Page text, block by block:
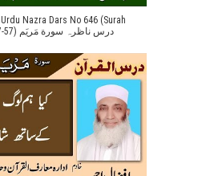
Nazra Dars No 646 (Surah
Maryam Ayat 47-57) درس ناظرہ سورة مَریَم